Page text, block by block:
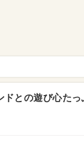
ドとの遊び心た